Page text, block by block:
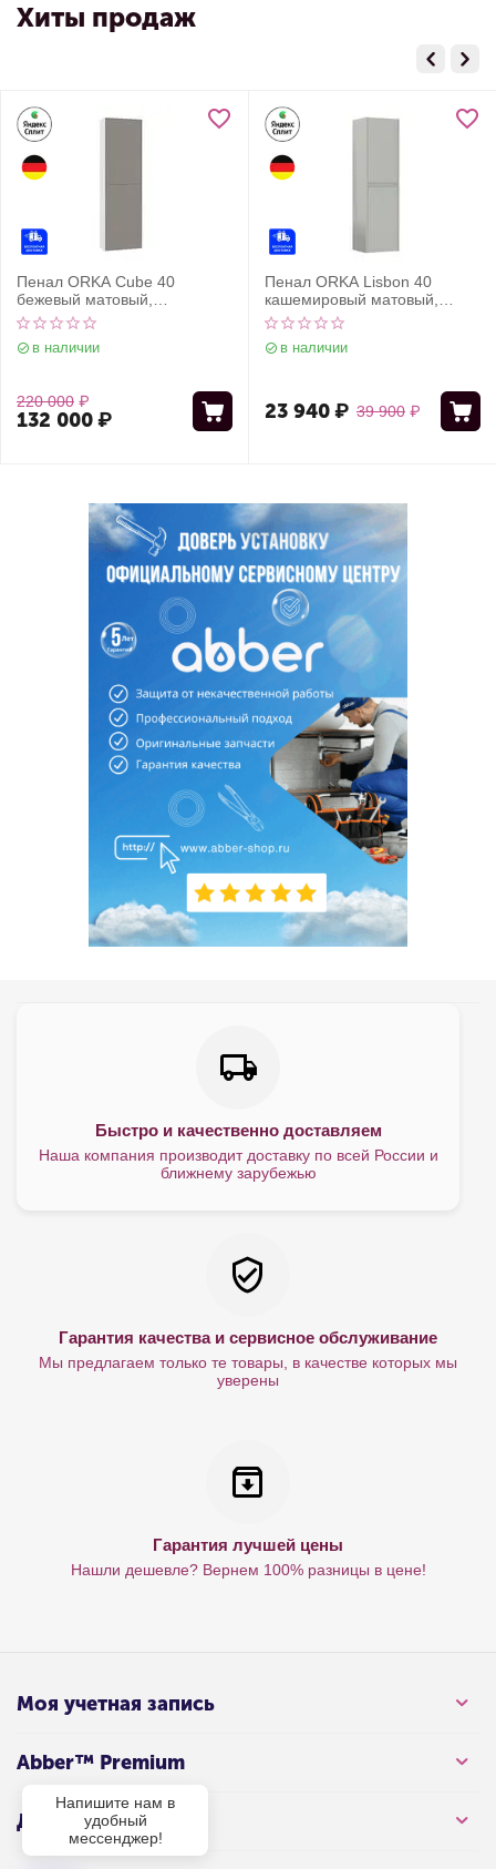
Хиты продаж
Пенал ORKA Cube 40
бежевый матовый,
универсальный
в наличии
220 000 ₽
132 000₽
Пенал ORKA Lisbon 40
кашемировый матовый,
универсальный
в наличии
39 900 ₽
23 940₽
Быстро и качественно доставляем
Наша компания производит доставку по всей России и
ближнему зарубежью
Гарантия качества и сервисное обслуживание
Мы предлагаем только те товары, в качестве которых мы
уверены
Гарантия лучшей цены
Нашли дешевле? Вернем 100% разницы в цене!
Моя учетная запись
Abber™ Premium
Для клиента
Напишите нам в
удобный
мессенджер!